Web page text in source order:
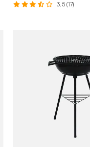
3.5 (17)